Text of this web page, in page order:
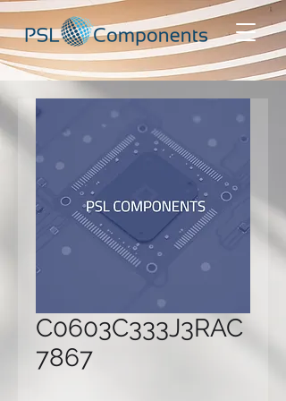
C0603C333J3RAC
7867